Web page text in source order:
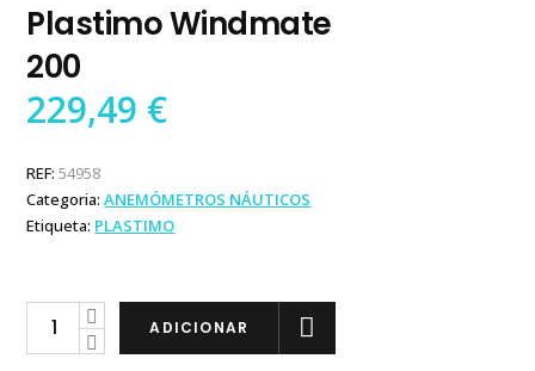
Plastimo Windmate
200
229,49 €
REF:54958
Categoria:ANEMÓMETROS NÁUTICOS
Etiqueta: PLASTIMO
Plastimo
Windmate
ADICIONAR